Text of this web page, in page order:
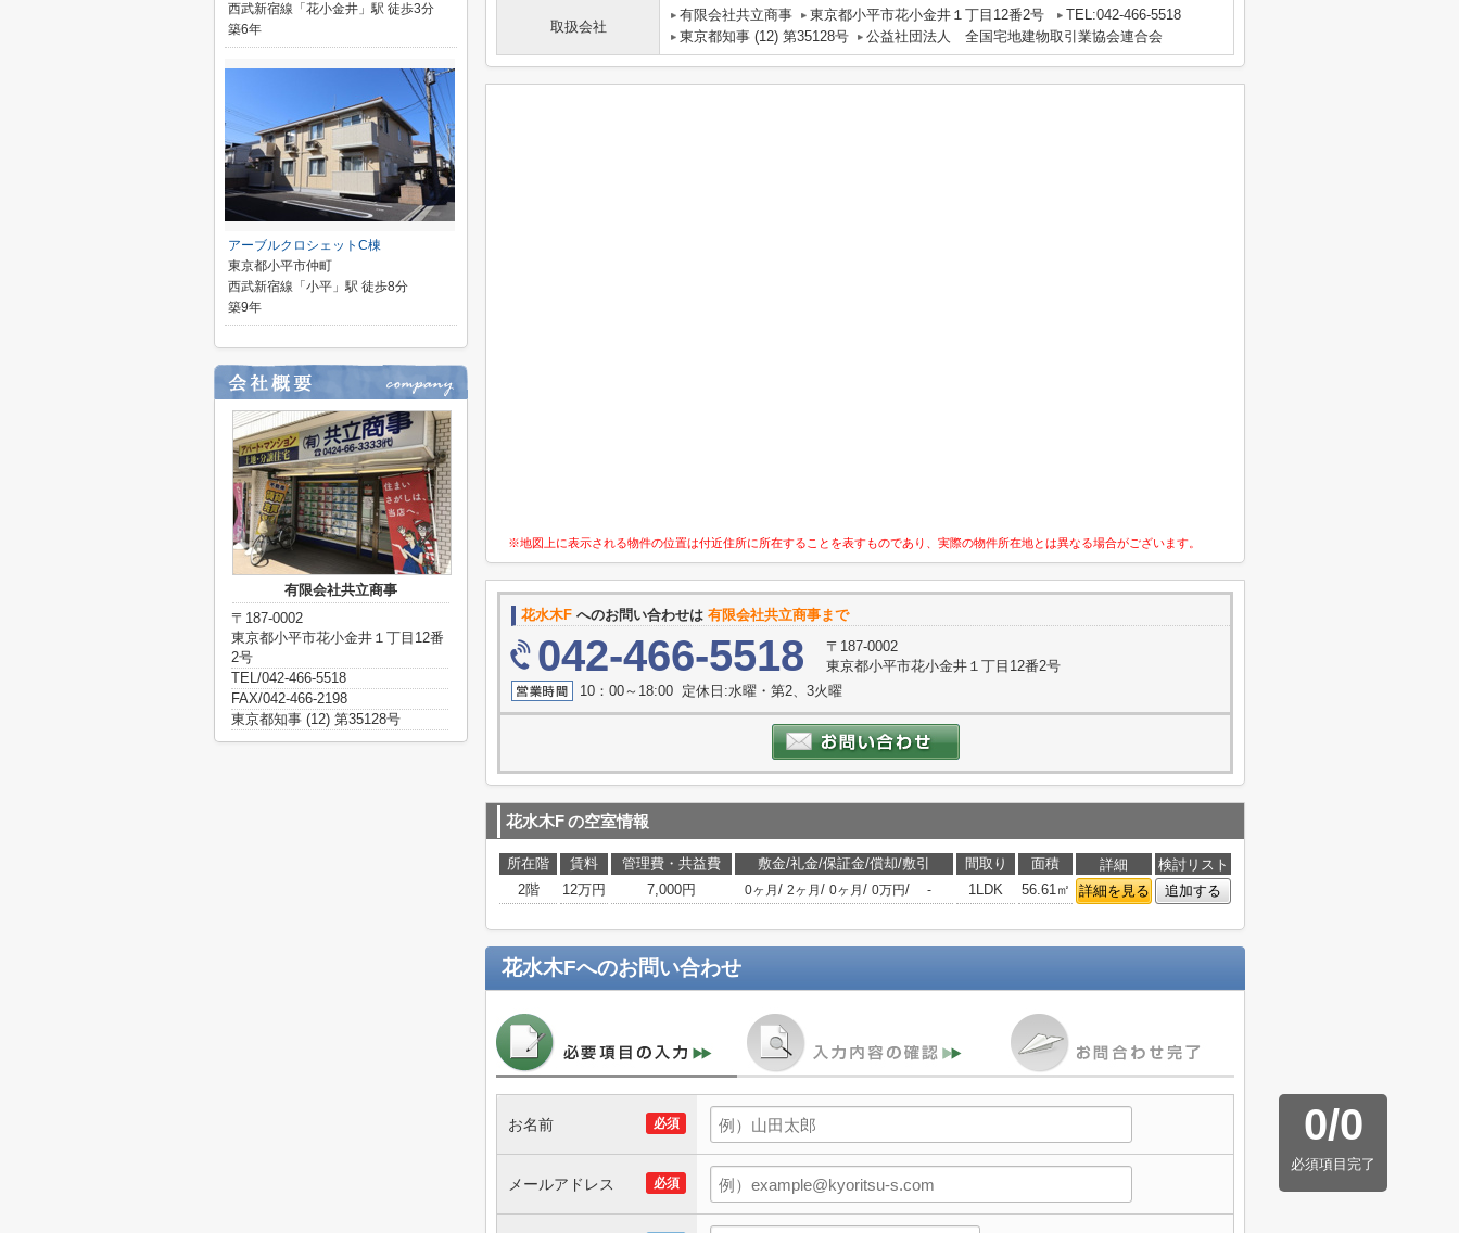
取扱会社
有限会社共立商事 東京都小平市花小金井１丁目12番2号
TEL:042-466-5518
東京都知事 (12) 第35128号
公益社団法人 全国宅地建物取引業協会連合会
※地図上に表示される物件の位置は付近住所に所在することを表すものであり、実際の物件所在地とは異なる場合がございます。
花水木F へのお問い合わせは 有限会社共立商事まで
042-466-5518
〒187-0002
東京都小平市花小金井１丁目12番2号
10：00～18:00 定休日:水曜・第2、3火曜
花水木Fの空室情報
所在階 賃料 管理費・共益費 敷金/礼金/保証金/償却/敷引 間取り 面積 詳細
検討リスト
2階
12万円 7,000円 0ヶ月 / 2ヶ月 / 0ヶ月 / 0万円/ - 1LDK 56.61㎡ 詳細を見る 追加する
花水木Fへのお問い合わせ
0/0
必須項目完了
必須
お名前
必須
メールアドレス
西武新宿線「花小金井」駅 徒歩3分
築6年
アーブルクロシェットC棟
東京都小平市仲町
西武新宿線「小平」駅 徒歩8分
築9年
有限会社共立商事
〒187-0002
東京都小平市花小金井１丁目12番
2号
TEL/042-466-5518
FAX/042-466-2198
東京都知事 (12) 第35128号